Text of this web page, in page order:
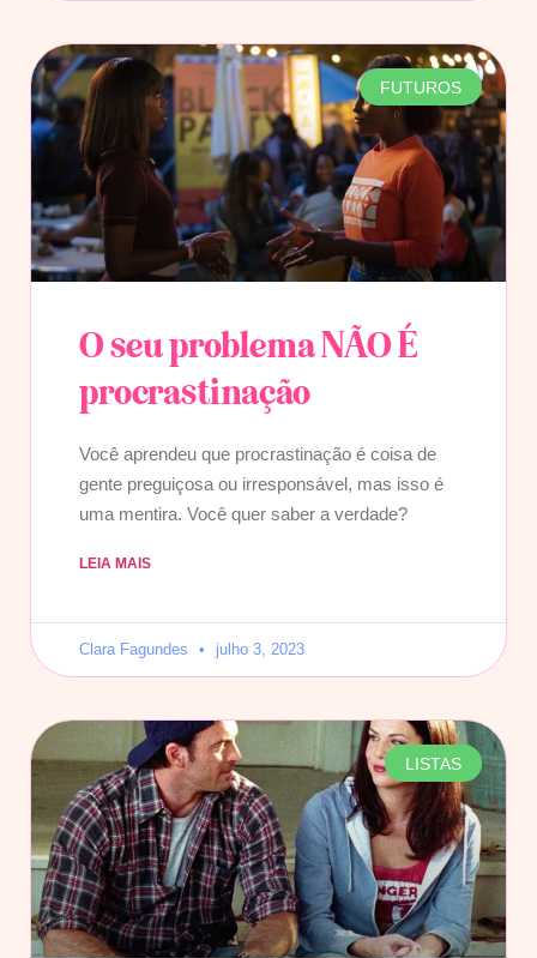
FUTUROS
O seu problema NÃO É
procrastinação
Você aprendeu que procrastinação é coisa de
gente preguiçosa ou irresponsável, mas isso é
uma mentira. Você quer saber a verdade?
LEIA MAIS
Clara Fagundes julho 3, 2023
LISTAS